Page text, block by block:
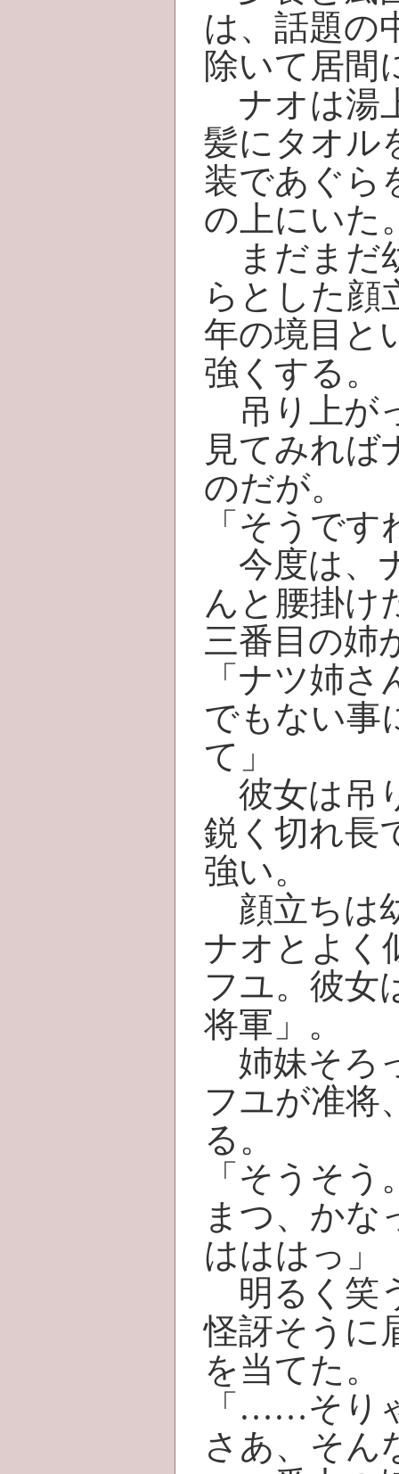
は、話題の
除いて居間
ナオは湯
髪にタオル
装であぐら
の上にいた
まだまだ
らとした顔
年の境目と
強くする。
吊り上が
見てみれば
のだが。
「そうです
今度は、
んと腰掛け
三番目の姉
「ナツ姉
でもない事
て」
彼女は吊
鋭く切れ長
強い。
顔立ちは
ナオとよく
フユ。彼女
将軍」。
姉妹そろ
フユが准将
る。
「そうそ
まつ、かな
はははっ」
明るく笑
怪訝そうに
を当てた。
「……そり
さあ、そん